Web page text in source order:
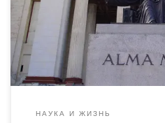
сегодня происходит в науке
пределами. А натолкнула
недавняя встреча с […]
НАУКА И ЖИЗНЬ